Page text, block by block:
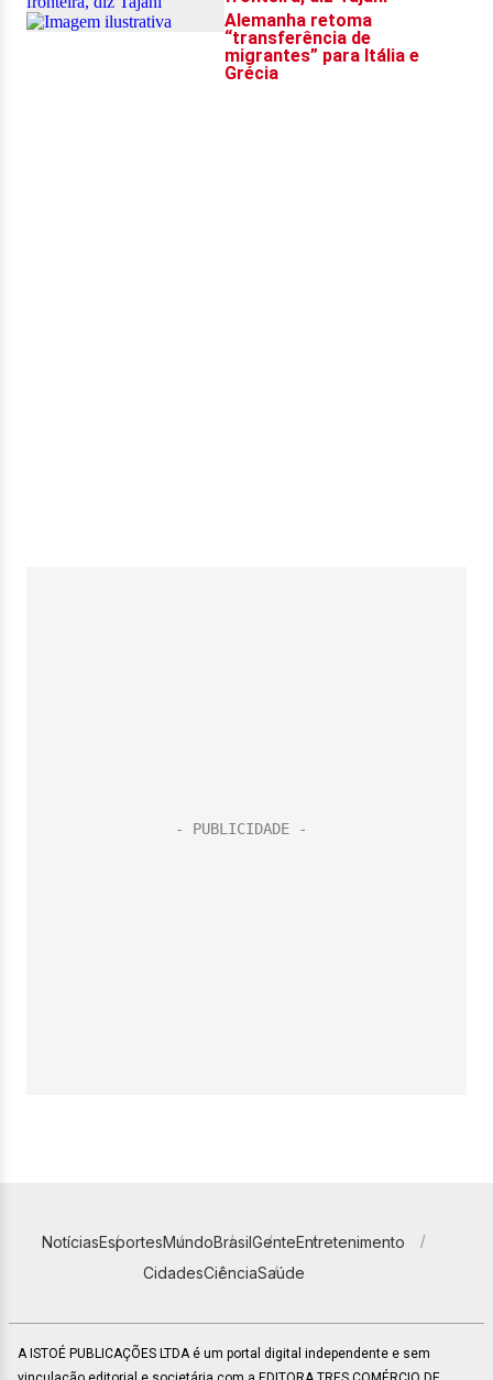
NotíciasEsportesMundoBrasilGenteEntretenimento
CidadesCiênciaSaúde
A ISTOÉ PUBLICAÇÕES LTDA é um portal digital independente e sem